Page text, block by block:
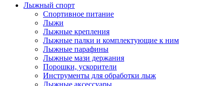
Лыжный спорт
Спортивное питание
Лыжи
Лыжные крепления
Лыжные палки и комплектующие к ним
Лыжные парафины
Лыжные мази держания
Порошки, ускорители
Инструменты для обработки лыж
Лыжные аксессуары